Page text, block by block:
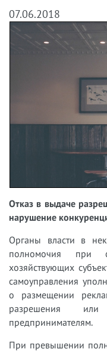
Прямые эфиры
07.06.2018
Отказ в выдаче
нарушение
Органы власти в
полномочия при
хозяйствующих
самоуправления
о размещении
разрешения или
предпринимателям.
При превышении